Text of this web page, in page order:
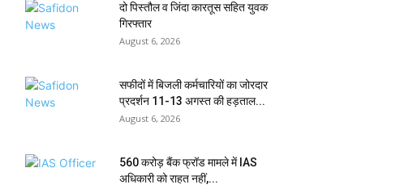
दो पिस्तौल व जिंदा कारतूस सहित युवक
गिरफ्तार
August 6, 2026
सफीदों में बिजली कर्मचारियों का जोरदार
प्रदर्शन 11-13 अगस्त की हड़ताल...
August 6, 2026
₹560 करोड़ बैंक फ्रॉड मामले में IAS
अधिकारी को राहत नहीं,...